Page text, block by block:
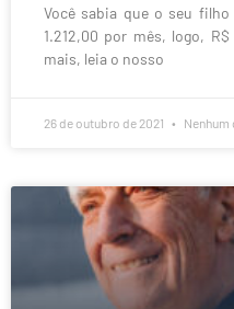
Você sabia que o seu
1.212,00 por mês, logo,
mais, leia o nosso
26 de outubro de 2021